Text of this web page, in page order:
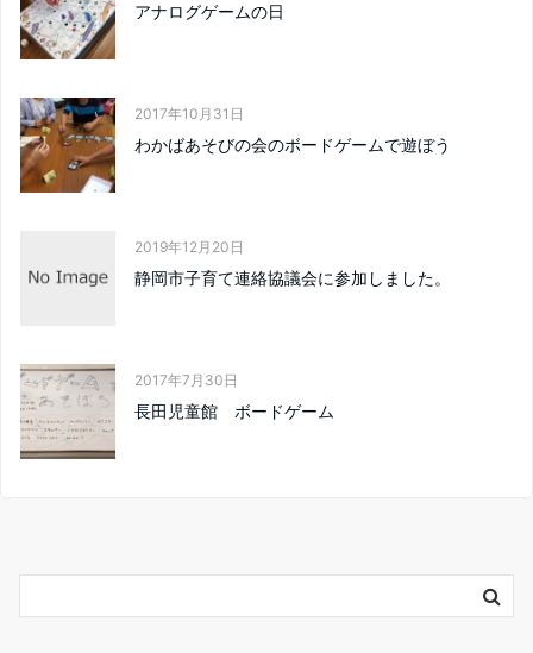
アナログゲームの日
2017年10月31日
わかばあそびの会のボードゲームで遊ぼう
2019年12月20日
静岡市子育て連絡協議会に参加しました。
2017年7月30日
長田児童館 ボードゲーム